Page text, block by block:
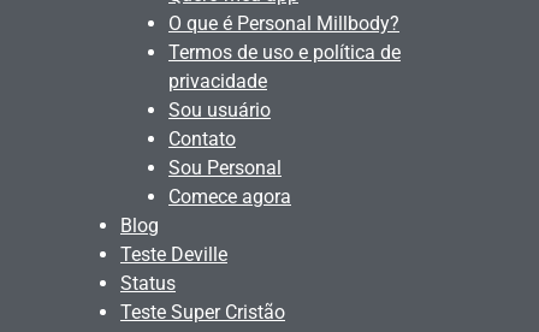
O que é Personal Millbody?
Termos de uso e política de
privacidade
Sou usuário
Contato
Sou Personal
Comece agora
Blog
Teste Deville
Status
Teste Super Cristão